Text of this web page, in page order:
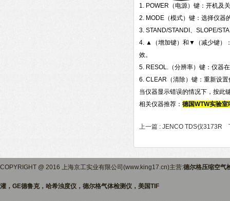
1. POWER（电源）键：开机及
2. MODE（模式）键：选择仪器
3. STAND/STANDI、SLOPE/
4. ▲（增加键）和▼（减少键）
效。
5. RESOL.（分辨率）键：仪器
6. CLEAR（清除）键：重新设
当仪器显示错误的情况下，按此
相关仪器推荐： 德国WTW实验室
上一篇 : JENCO TDS仪3173R
COPYRIGHT @ 2016 上海京工实业有限公司(www.king17.cn)主营:德尔格压缩空气
灌，GE德鲁克，哈希浊度仪，德尔格气体检测仪，美国TIF